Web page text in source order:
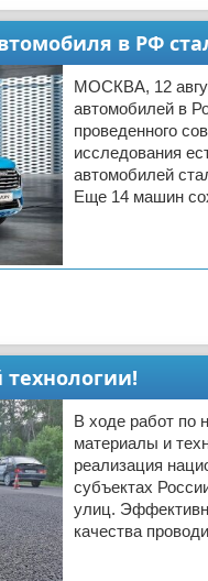
в РФ
МОСКВА, 12
автомобилей в
проведенного
исследования
автомобилей
Еще 14 машин
В ходе работ по
материалы и
реализация
субъектах
улиц.
качества